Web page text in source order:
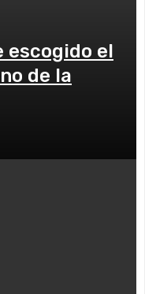
escogido el
de la